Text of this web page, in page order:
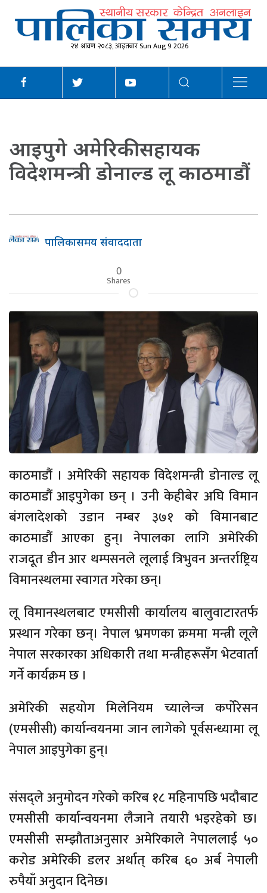
२४ श्रावण २०८३, आइतबार Sun Aug 9 2026
आइपुगे अमेरिकी सहायक
विदेशमन्त्री डोनाल्ड लू काठमाडौं
पालिकासमय संवाददाता
0
Shares
काठमाडौं । अमेरिकी सहायक विदेशमन्त्री डोनाल्ड लू
काठमाडौं आइपुगेका छन् । उनी केहीबेर अघि विमान
बंगलादेशको उडान नम्बर ३७१ को विमानबाट
काठमाडौं आएका हुन्। नेपालका लागि अमेरिकी
राजदूत डीन आर थम्पसनले लूलाई त्रिभुवन अन्तर्राष्ट्रिय
विमानस्थलमा स्वागत गरेका छन्।
लू विमानस्थलबाट एमसीसी कार्यालय बालुवाटारतर्फ
प्रस्थान गरेका छन्। नेपाल भ्रमणका क्रममा मन्त्री लूले
नेपाल सरकारका अधिकारी तथा मन्त्रीहरूसँग भेटवार्ता
गर्ने कार्यक्रम छ ।
अमेरिकी सहयोग मिलेनियम च्यालेन्ज कर्पोरेसन
(एमसीसी) कार्यान्वयनमा जान लागेको पूर्वसन्ध्यामा लू
नेपाल आइपुगेका हुन्।
संसद्ले अनुमोदन गरेको करिब १८ महिनापछि भदौबाट
एमसीसी कार्यान्वयनमा लैजाने तयारी भइरहेको छ।
एमसीसी सम्झौताअनुसार अमेरिकाले नेपाललाई ५०
करोड अमेरिकी डलर अर्थात् करिब ६० अर्ब नेपाली
रुपैयाँ अनुदान दिनेछ।